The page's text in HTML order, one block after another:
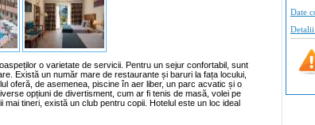
Date
o varietate de servicii. Pentru un sejur confortabil, sunt
Există un număr mare de restaurante și baruri la fața locului,
oferă, de asemenea, piscine în aer liber, un parc acvatic și o
opțiuni de divertisment, cum ar fi tenis de masă, volei pe
tineri, există un club pentru copii. Hotelul este un loc ideal